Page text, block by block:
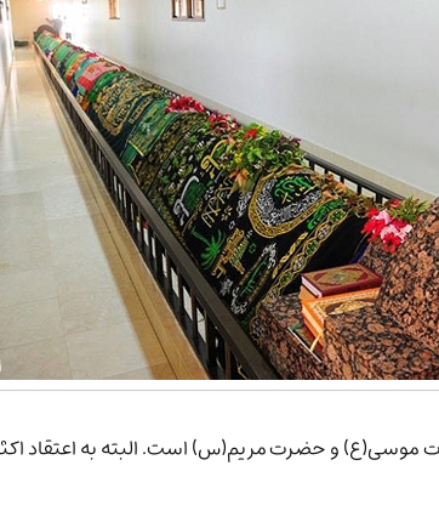
و حضرت مریم(س) است. البته به اعتقاد اکثر